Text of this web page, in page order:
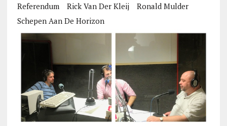
Referendum
Rick Van Der Kleij
Ronald Mulder
Schepen Aan De Horizon